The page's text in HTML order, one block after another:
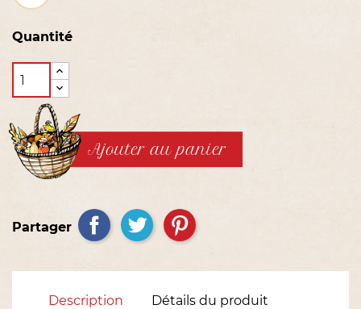
Quantité
Ajouter au panier
Partager
Description Détails du produit